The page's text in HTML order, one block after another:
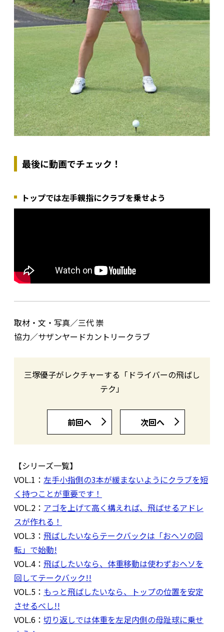
最後に動画でチェック！
トップでは左手親指にクラブを乗せよう
取材・文・写真／三代 崇
協力／サザンヤードカントリークラブ
三塚優子がレクチャーする「ドライバーの飛ばし
テク」
前回へ 次回へ
【シリーズ一覧】
VOL.1： 左手小指側の3本が緩まないようにクラブを短
く持つことが重要です！
VOL.2： アゴを上げて高く構えれば、飛ばせるアドレ
スが作れる！
VOL.3： 飛ばしたいならテークバックは「おヘソの回
転」で始動!
VOL.4： 飛ばしたいなら、体重移動は使わずおヘソを
回してテークバック!!
VOL.5： もっと飛ばしたいなら、トップの位置を安定
させるべし!!
VOL.6： 切り返しでは体重を左足内側の母趾球に乗せ